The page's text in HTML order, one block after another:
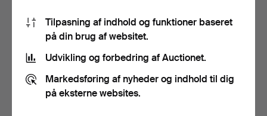
EN MEGET STOR
KINESISK
Tilpasning af indhold og funktioner baseret
på din brug af websitet.
Udvikling og forbedring af Auctionet.
Markedsføring af nyheder og indhold til dig
på eksterne websites.